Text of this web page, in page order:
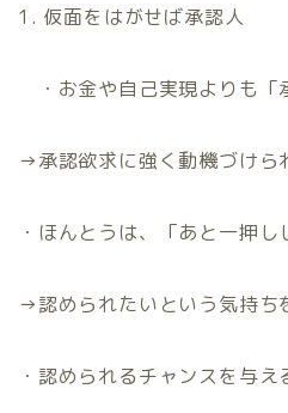
1. 仮面をはがせば承認人
・お金や自己実現よりも「
→承認欲求に強く動機づけら
・ほんとうは、「あと一押し
→認められたいという気持ち
・認められるチャンスを与え